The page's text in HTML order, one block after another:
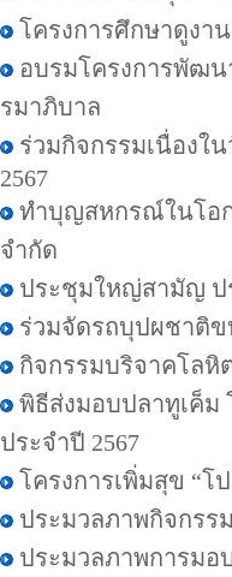
โครงการศึกษาดูง
อบรมโครงการพัฒน
รมาภิบาล
ร่วมกิจกรรมเนื่องใ
2567
ทำบุญสหกรณ์ในโอ
จำกัด
ประชุมใหญ่สามัญ ป
ร่วมจัดรถบุปผชาติ
กิจกรรมบริจาคโลหิ
พิธีส่งมอบปลาทูเค็ม
ประจำปี 2567
โครงการเพิ่มสุข “โ
ประมวลภาพกิจกร
ประมวลภาพการม